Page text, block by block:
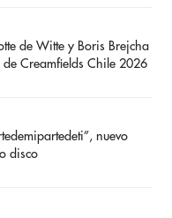
de Witte y Boris Brejcha
Creamfields Chile 2026
nuevo
disco